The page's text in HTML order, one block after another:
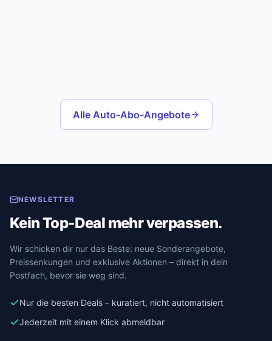
Alle Auto-Abo-Angebote
NEWSLETTER
Kein Top-Deal mehr verpassen.
Wir schicken dir nur das Beste: neue Sonderangebote,
Preissenkungen und exklusive Aktionen – direkt in dein
Postfach, bevor sie weg sind.
Nur die besten Deals – kuratiert, nicht automatisiert
Jederzeit mit einem Klick abmeldbar